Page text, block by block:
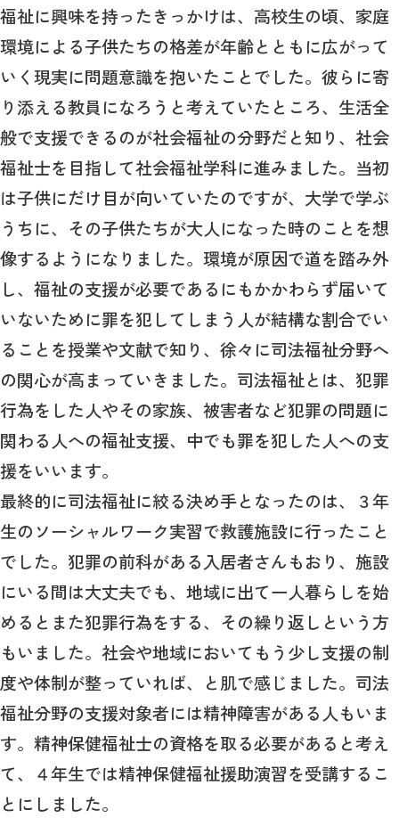
福祉に興味を持ったきっかけは、高校生の頃、家庭
環境による子供たちの格差が年齢とともに広がって
いく現実に問題意識を抱いたことでした。彼らに寄
り添える教員になろうと考えていたところ、生活全
般で支援できるのが社会福祉の分野だと知り、社会
福祉士を目指して社会福祉学科に進みました。当初
は子供にだけ目が向いていたのですが、大学で学ぶ
うちに、その子供たちが大人になった時のことを想
像するようになりました。環境が原因で道を踏み外
し、福祉の支援が必要であるにもかかわらず届いて
いないために罪を犯してしまう人が結構な割合でい
ることを授業や文献で知り、徐々に司法福祉分野へ
の関心が高まっていきました。司法福祉とは、犯罪
行為をした人やその家族、被害者など犯罪の問題に
関わる人への福祉支援、中でも罪を犯した人への支
援をいいます。
最終的に司法福祉に絞る決め手となったのは、３年
生のソーシャルワーク実習で救護施設に行ったこと
でした。犯罪の前科がある入居者さんもおり、施設
にいる間は大丈夫でも、地域に出て一人暮らしを始
めるとまた犯罪行為をする、その繰り返しという方
もいました。社会や地域においてもう少し支援の制
度や体制が整っていれば、と肌で感じました。司法
福祉分野の支援対象者には精神障害がある人もいま
す。精神保健福祉士の資格を取る必要があると考え
て、４年生では精神保健福祉援助演習を受講するこ
とにしました。